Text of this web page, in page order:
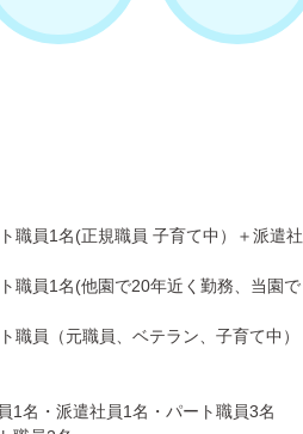
職員1名(正規職員 子育て中）＋派遣社
職員1名(他園で20年近く勤務、当園で
員（元職員、ベテラン、子育て中）
1名・派遣社員1名・パート職員3名